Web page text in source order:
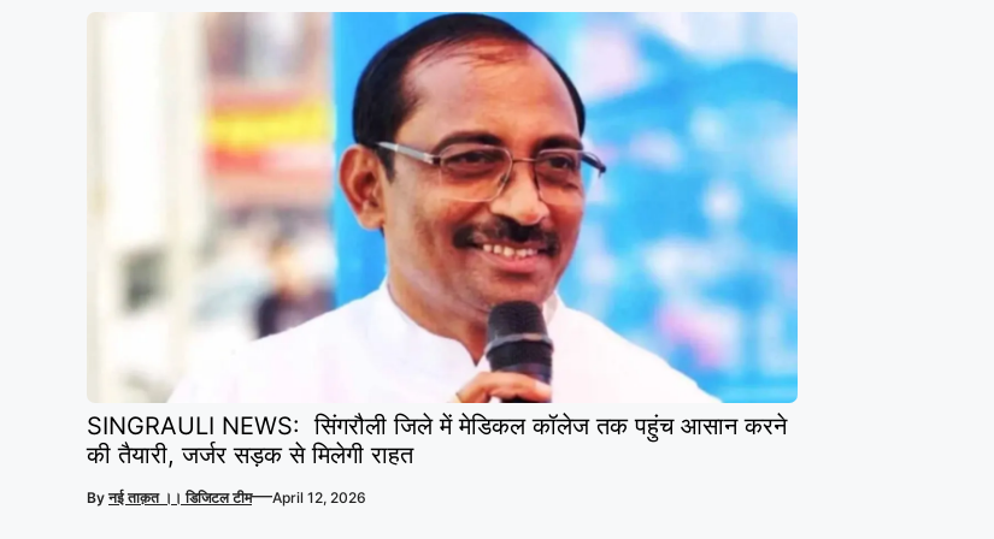
SINGRAULI NEWS: सिंगरौली जिले में मेडिकल कॉलेज तक पहुंच आसान करने
की तैयारी, जर्जर सड़क से मिलेगी राहत
Byनई ताक़त ।। डिजिटल टीम—April 12, 2026